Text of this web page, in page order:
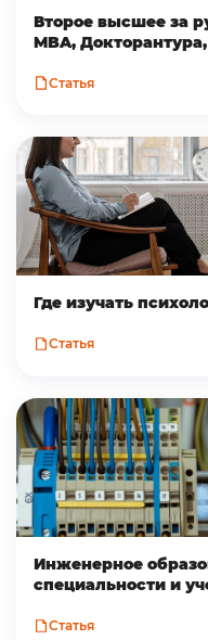
Второе высшее за
MBA,
Статья
Где изучать
Статья
Инженерное
специальности и
Статья